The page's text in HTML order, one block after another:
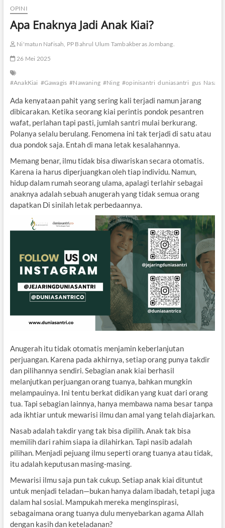
OPINI
Apa Enaknya Jadi Anak Kiai?
Ni'matun Nafisah, PP Bahrul Ulum Tambakberas Jombang.
26 Mei 2025
#AnakKiai #Gawagis #Nawaning #Ning #opinisantri duniasantri gus Nasab
Ada kenyataan pahit yang sering kali terjadi namun jarang
dibicarakan. Ketika seorang kiai perintis pondok pesantren
wafat, perlahan tapi pasti, jumlah santri mulai berkurang.
Polanya selalu berulang. Fenomena ini tak terjadi di satu atau
dua pondok saja. Entah di mana letak kesalahannya.
Memang benar, ilmu tidak bisa diwariskan secara otomatis.
Karena ia harus diperjuangkan oleh tiap individu. Namun,
hidup dalam rumah seorang ulama, apalagi terlahir sebagai
anaknya adalah sebuah anugerah yang tidak semua orang
dapatkan Di sinilah letak perbedaannya.
Anugerah itu tidak otomatis menjamin keberlanjutan
perjuangan. Karena pada akhirnya, setiap orang punya takdir
dan pilihannya sendiri. Sebagian anak kiai berhasil
melanjutkan perjuangan orang tuanya, bahkan mungkin
melampauinya. Ini tentu berkat didikan yang kuat dari orang
tua. Tapi sebagian lainnya, hanya membawa nama besar tanpa
ada ikhtiar untuk mewarisi ilmu dan amal yang telah diajarkan.
Nasab adalah takdir yang tak bisa dipilih. Anak tak bisa
memilih dari rahim siapa ia dilahirkan. Tapi nasib adalah
pilihan. Menjadi pejuang ilmu seperti orang tuanya atau tidak,
itu adalah keputusan masing-masing.
Mewarisi ilmu saja pun tak cukup. Setiap anak kiai dituntut
untuk menjadi teladan—bukan hanya dalam ibadah, tetapi juga
dalam hal sosial. Mampukah mereka menginspirasi,
sebagaimana orang tuanya dulu menyebarkan agama Allah
dengan kasih dan keteladanan?